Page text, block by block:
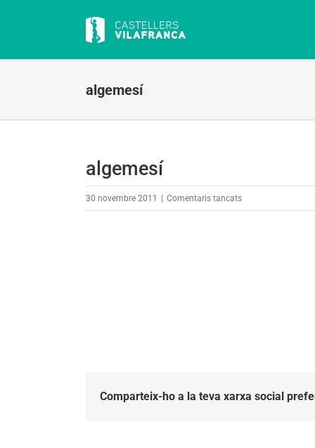
algemesí
algemesí
30 novembre 2011 Comentaris tancatsa
Comparteix-ho a la teva xarxa social